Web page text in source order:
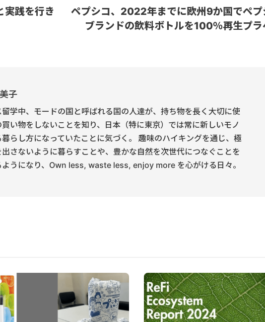
実践を行き
ペプシコ、2022年までに欧州9か国でペプ
ブランドの飲料ボトルを100％再生プラ
子
留学中、モードの国と呼ばれる国の人達が、持ち物を長く大切に使
買い物をしないことを知り、日本（特に東京）では常に新しいモノ
暮らし方になっていたことに気づく。 趣味のハイキングを通じ、極
出さないように暮らすことや、豊かな自然を次世代につなぐことを
ようになり、Own less, waste less, enjoy more を心がける日々。